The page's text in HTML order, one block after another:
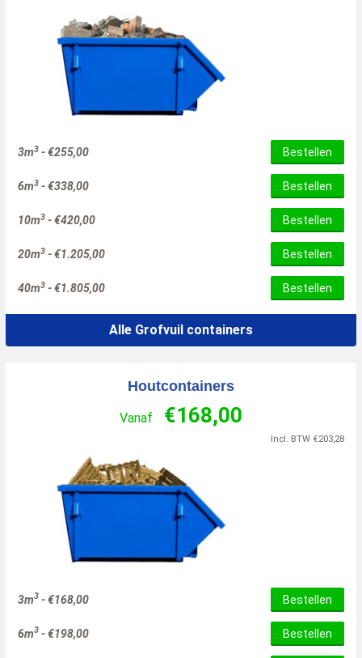
3m3 -€255,00 Bestellen
6m3 -€338,00 Bestellen
10m3 -€420,00 Bestellen
20m3 -€1.205,00 Bestellen
40m3 -€1.805,00 Bestellen
Alle Grofvuil containers
Houtcontainers
Vanaf €168,00
Incl. BTW €203,28
3m3 -€168,00 Bestellen
6m3 -€198,00 Bestellen